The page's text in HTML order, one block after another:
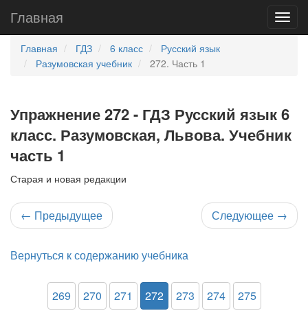
Главная
Главная ГДЗ 6 класс
Русский язык
Разумовская учебник
272. Часть 1
Упражнение 272 - ГДЗ Русский язык 6
класс. Разумовская, Львова. Учебник
часть 1
Старая и новая редакции
← Предыдущее Следующее →
Вернуться к содержанию учебника
269 270 271 272 273 274 275